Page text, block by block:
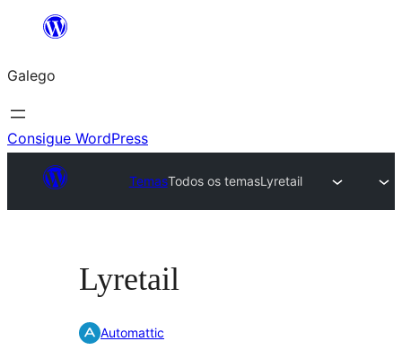
Saltar
contido
Galego
Consigue WordPress
TemasTodos os temasLyretail
Lyretail
Automattic